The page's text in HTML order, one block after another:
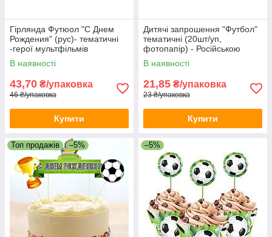
Гірлянда Футюол "С Днем
Рождения" (рус)- тематичні
-герої мультфільмів
В наявності
43,70 ₴/упаковка
46 ₴/упаковка
Купити
Дитячі запрошення "Футбол"
тематичні (20шт/уп,
фотопапір) - Російською
В наявності
21,85 ₴/упаковка
23 ₴/упаковка
Купити
Топ продажів –5% –5%